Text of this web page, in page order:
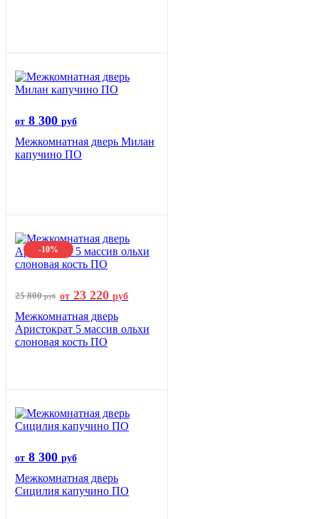
от 8 300 руб
Межкомнатная дверь Милан
капучино ПО
-10%
25 800руб от 23 220 руб
Межкомнатная дверь
Аристократ 5 массив ольхи
слоновая кость ПО
от 8 300 руб
Межкомнатная дверь
Сицилия капучино ПО